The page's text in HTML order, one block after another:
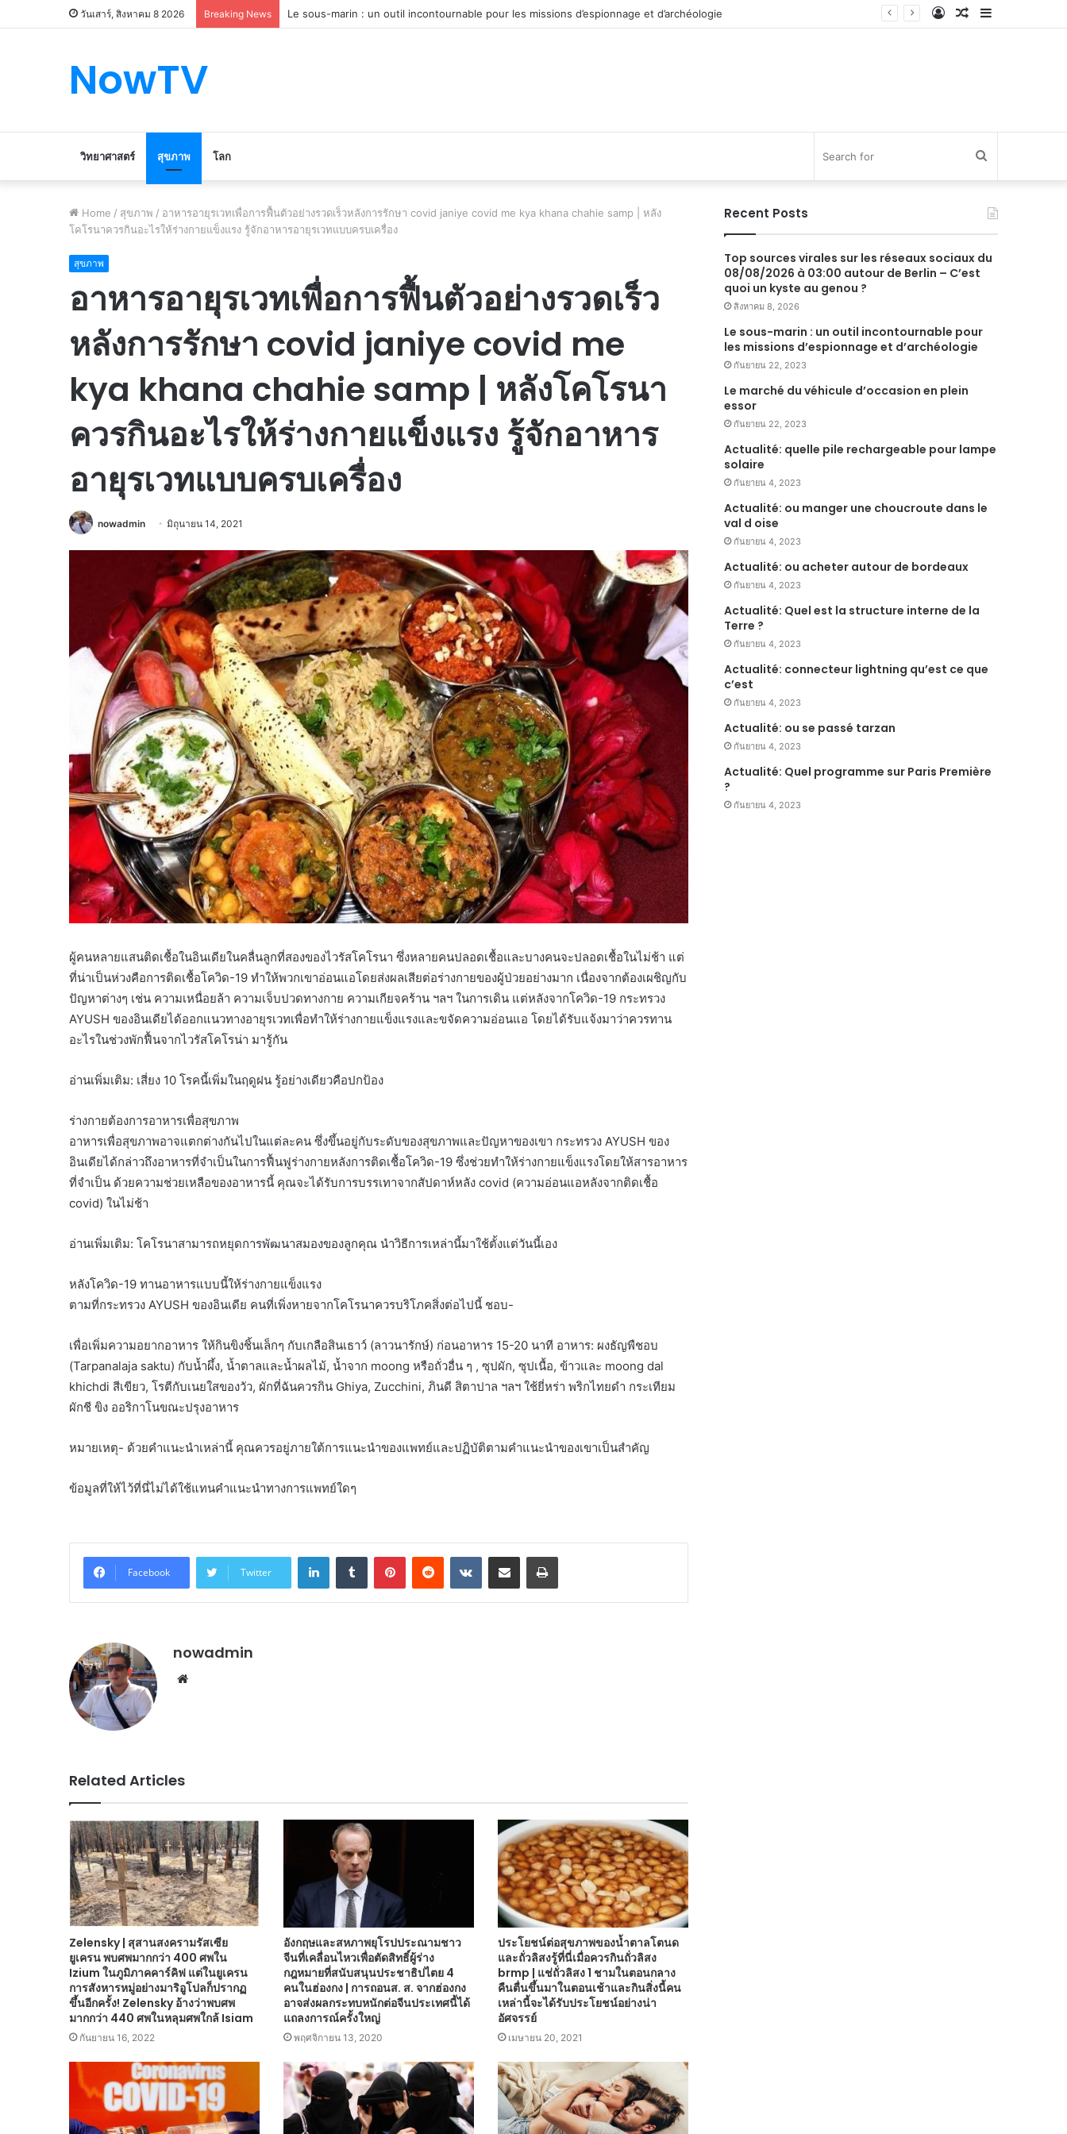
วันเสาร์, สิงหาคม 8 2026 Breaking News Le marché du véhicule d’occasion en plein essor Sidebar
Random
Log
NowTV
วิทยาศาสตร์ สุขภาพ โลก
Home / สุขภาพ / อาหารอายุรเวทเพื่อการฟื้นตัวอย่างรวดเร็วหลังการรักษา covid janiye covid me kya khana chahie samp | หลัง
โคโรนาควรกินอะไรให้ร่างกายแข็งแรง รู้จักอาหารอายุรเวทแบบครบเครื่อง
สุขภาพ
อาหารอายุรเวทเพื่อการฟื้นตัวอย่างรวดเร็ว
หลังการรักษา covid janiye covid me
kya khana chahie samp | หลังโคโรนา
ควรกินอะไรให้ร่างกายแข็งแรง รู้จักอาหาร
อายุรเวทแบบครบเครื่อง
nowadmin มิถุนายน 14, 2021
ผู้คนหลายแสนติดเชื้อในอินเดียในคลื่นลูกที่สองของไวรัสโคโรนา ซึ่งหลายคนปลอดเชื้อและบางคนจะปลอดเชื้อในไม่ช้า แต่
ที่น่าเป็นห่วงคือการติดเชื้อโควิด-19 ทำให้พวกเขาอ่อนแอโดยส่งผลเสียต่อร่างกายของผู้ป่วยอย่างมาก เนื่องจากต้องเผชิญกับ
ปัญหาต่างๆ เช่น ความเหนื่อยล้า ความเจ็บปวดทางกาย ความเกียจคร้าน ฯลฯ ในการเดิน แต่หลังจากโควิด-19 กระทรวง
AYUSH ของอินเดียได้ออกแนวทางอายุรเวทเพื่อทำให้ร่างกายแข็งแรงและขจัดความอ่อนแอ โดยได้รับแจ้งมาว่าควรทาน
อะไรในช่วงพักฟื้นจากไวรัสโคโรน่า มารู้กัน
อ่านเพิ่มเติม: เสี่ยง 10 โรคนี้เพิ่มในฤดูฝน รู้อย่างเดียวคือปกป้อง
ร่างกายต้องการอาหารเพื่อสุขภาพ
อาหารเพื่อสุขภาพอาจแตกต่างกันไปในแต่ละคน ซึ่งขึ้นอยู่กับระดับของสุขภาพและปัญหาของเขา กระทรวง AYUSH ของ
อินเดียได้กล่าวถึงอาหารที่จำเป็นในการฟื้นฟูร่างกายหลังการติดเชื้อโควิด-19 ซึ่งช่วยทำให้ร่างกายแข็งแรงโดยให้สารอาหาร
ที่จำเป็น ด้วยความช่วยเหลือของอาหารนี้ คุณจะได้รับการบรรเทาจากสัปดาห์หลัง covid (ความอ่อนแอหลังจากติดเชื้อ
covid) ในไม่ช้า
อ่านเพิ่มเติม: โคโรนาสามารถหยุดการพัฒนาสมองของลูกคุณ นำวิธีการเหล่านี้มาใช้ตั้งแต่วันนี้เอง
หลังโควิด-19 ทานอาหารแบบนี้ให้ร่างกายแข็งแรง
ตามที่กระทรวง AYUSH ของอินเดีย คนที่เพิ่งหายจากโคโรนาควรบริโภคสิ่งต่อไปนี้ ชอบ-
เพื่อเพิ่มความอยากอาหาร ให้กินขิงชิ้นเล็กๆ กับเกลือสินเธาว์ (ลาวนารักษ์) ก่อนอาหาร 15-20 นาที อาหาร: ผงธัญพืชอบ
(Tarpanalaja saktu) กับน้ำผึ้ง, น้ำตาลและน้ำผลไม้, น้ำจาก moong หรือถั่วอื่น ๆ , ซุปผัก, ซุปเนื้อ, ข้าวและ moong dal
khichdi สีเขียว, โรตีกับเนยใสของวัว, ผักที่ฉันควรกิน Ghiya, Zucchini, ภินดี สิตาปาล ฯลฯ ใช้ยี่หร่า พริกไทยดำ กระเทียม
ผักชี ขิง ออริกาโนขณะปรุงอาหาร
หมายเหตุ- ด้วยคำแนะนำเหล่านี้ คุณควรอยู่ภายใต้การแนะนำของแพทย์และปฏิบัติตามคำแนะนำของเขาเป็นสำคัญ
ข้อมูลที่ให้ไว้ที่นี่ไม่ได้ใช้แทนคำแนะนำทางการแพทย์ใดๆ
Facebook Twitter
LinkedInTumblr PinterestReddit VKontakteShare via Email Print
nowadmin
Website
Related Articles
Zelensky | สุสานสงครามรัสเซีย
ยูเครน พบศพมากกว่า 400 ศพใน
Izium ในภูมิภาคคาร์คิฟ แต่ในยูเครน
การสังหารหมู่อย่างมาริอูโปลก็ปรากฏ
ขึ้นอีกครั้ง! Zelensky อ้างว่าพบศพ
มากกว่า 440 ศพในหลุมศพใกล้ Isiam
กันยายน 16, 2022
อังกฤษและสหภาพยุโรปประณามชาว
จีนที่เคลื่อนไหวเพื่อตัดสิทธิ์ผู้ร่าง
กฎหมายที่สนับสนุนประชาธิปไตย 4
คนในฮ่องกง | การถอนส. ส. จากฮ่องกง
อาจส่งผลกระทบหนักต่อจีนประเทศนี้ได้
แถลงการณ์ครั้งใหญ่
พฤศจิกายน 13, 2020
ประโยชน์ต่อสุขภาพของน้ำตาลโตนด
และถั่วลิสงรู้ที่นี่เมื่อควรกินถั่วลิสง
brmp | แช่ถั่วลิสง 1 ชามในตอนกลาง
คืนตื่นขึ้นมาในตอนเช้าและกินสิ่งนี้คน
เหล่านี้จะได้รับประโยชน์อย่างน่า
อัศจรรย์
เมษายน 20, 2021
Recent Posts
Top sources virales sur les réseaux sociaux du
08/08/2026 à 03:00 autour de Berlin – C’est
quoi un kyste au genou ?
สิงหาคม 8, 2026
Le sous-marin : un outil incontournable pour
les missions d’espionnage et d’archéologie
กันยายน 22, 2023
Le marché du véhicule d’occasion en plein
essor
กันยายน 22, 2023
Actualité: quelle pile rechargeable pour lampe
solaire
กันยายน 4, 2023
Actualité: ou manger une choucroute dans le
val d oise
กันยายน 4, 2023
Actualité: ou acheter autour de bordeaux
กันยายน 4, 2023
Actualité: Quel est la structure interne de la
Terre ?
กันยายน 4, 2023
Actualité: connecteur lightning qu’est ce que
c’est
กันยายน 4, 2023
Actualité: ou se passé tarzan
กันยายน 4, 2023
Actualité: Quel programme sur Paris Première
?
กันยายน 4, 2023